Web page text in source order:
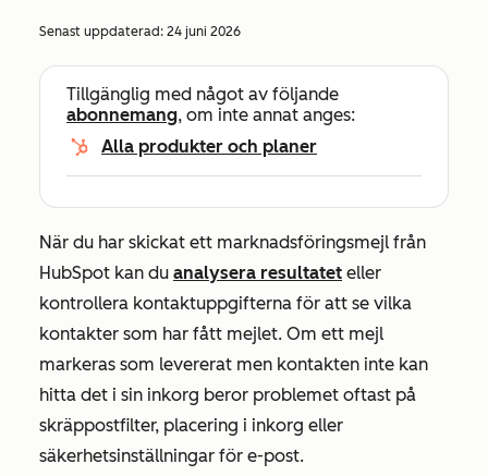
Senast uppdaterad: 24 juni 2026
Tillgänglig med något av följande
abonnemang, om inte annat anges:
Alla produkter och planer
När du har skickat ett marknadsföringsmejl från
HubSpot kan du analysera resultatet eller
kontrollera kontaktuppgifterna för att se vilka
kontakter som har fått mejlet. Om ett mejl
markeras som levererat men kontakten inte kan
hitta det i sin inkorg beror problemet oftast på
skräppostfilter, placering i inkorg eller
säkerhetsinställningar för e-post.